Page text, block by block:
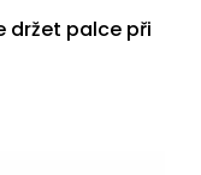
držet palce při